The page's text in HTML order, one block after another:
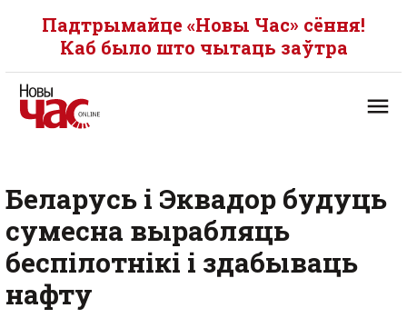
Падтрымайце «Новы Час» сёння!
Каб было што чытаць заўтра
Беларусь і Эквадор будуць
сумесна вырабляць
беспілотнікі і здабываць
нафту